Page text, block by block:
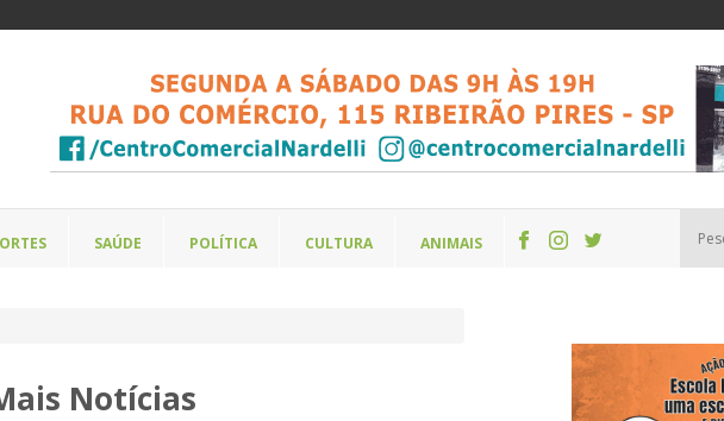
SAÚDE POLÍTICA CULTURA ANIMAIS
Notícias